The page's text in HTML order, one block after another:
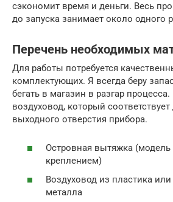
сэкономит время и деньги. Весь
до запуска занимает около одного
Перечень необходимых
Для работы потребуется
комплектующих. Я всегда беру
бегать в магазин в разгар
воздуховод, который
выходного отверстия прибора.
Островная вытяжка
креплением)
Воздуховод из пластика
металла